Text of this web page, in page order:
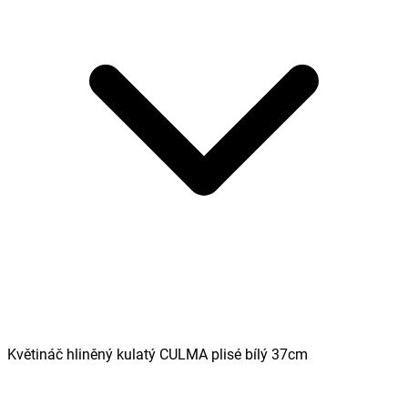
Květináč hliněný kulatý CULMA plisé bílý 37cm